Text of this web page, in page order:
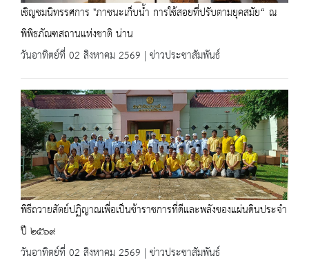
เชิญชมนิทรรศการ "ภาชนะเก็บน้ำ การใช้สอยที่ปรับตามยุคสมัย“ ณ
พิพิธภัณฑสถานแห่งชาติ น่าน
วันอาทิตย์ที่ 02 สิงหาคม 2569 | ข่าวประชาสัมพันธ์
พิธีถวายสัตย์ปฏิญาณเพื่อเป็นข้าราชการที่ดีและพลังของแผ่นดินประจำ
ปี ๒๕๖๙
วันอาทิตย์ที่ 02 สิงหาคม 2569 | ข่าวประชาสัมพันธ์